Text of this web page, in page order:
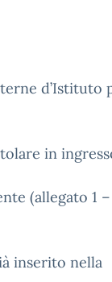
d’Istituto
in
(allegato 1 –
inserito nella